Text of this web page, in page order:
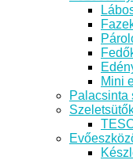
Mini
Palacsinta